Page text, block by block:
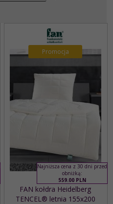
Promocja
FAN kołdra Heidelberg
TENCEL® letnia 155x200
Najniższa cena z 30 dni przed
obniżką:
559.00 PLN